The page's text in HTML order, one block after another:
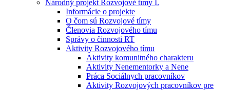
Národný projekt Rozvojové tímy I.
Informácie o projekte
O čom sú Rozvojové tímy
Členovia Rozvojového tímu
Správy o činnosti RT
Aktivity Rozvojového tímu
Aktivity komunitného charakteru
Aktivity Nenementorky a Nene
Práca Sociálnych pracovníkov
Aktivity Rozvojových pracovníkov pre